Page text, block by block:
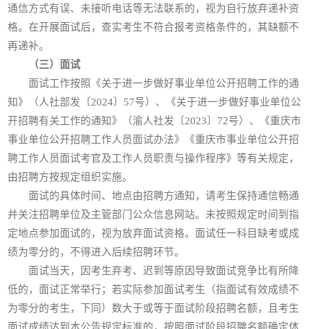
通信方式有误、未接听电话等无法联系的，视为自行放弃递补资
格。在开展面试后，查实考生不符合报考资格条件的，其缺额不
再递补。
（三）面试
面试工作按照《关于进一步做好事业单位公开招聘工作的通
知》（人社部发〔2024〕57号）、《关于进一步做好事业单位公
开招聘有关工作的通知》（渝人社发〔2023〕72号）、《重庆市
事业单位公开招聘工作人员面试办法》《重庆市事业单位公开招
聘工作人员面试考官及工作人员职责与操作程序》等有关规定，
由招聘方按规定组织实施。
面试的具体时间、地点由招聘方通知，请考生保持通信畅通
并关注招聘单位及主管部门公众信息网站。未按照规定时间到指
定地点参加面试的，视为放弃面试资格。面试任一科目缺考或成
绩为零分的，不得进入后续招聘环节。
面试当天，因考生弃考、迟到等原因导致面试竞争比有所降
低的，面试正常举行；若实际参加面试考生（指面试有效成绩不
为零分的考生，下同）数大于或等于面试阶段招聘名额，且考生